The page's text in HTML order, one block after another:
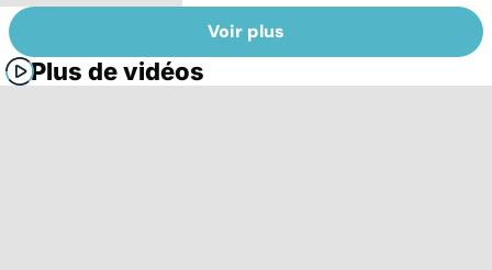
Voir plus
Plus de vidéos